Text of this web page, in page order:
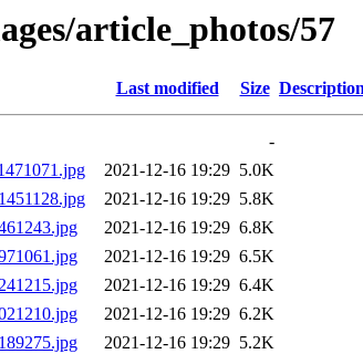
article_photos/57
Last modified Size
-
2021-12-16 19:29 5.0K
2021-12-16 19:29 5.8K
2021-12-16 19:29 6.8K
2021-12-16 19:29 6.5K
2021-12-16 19:29 6.4K
2021-12-16 19:29 6.2K
2021-12-16 19:29 5.2K